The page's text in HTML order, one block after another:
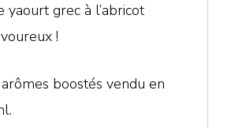
yaourt grec à l’abricot
!
boostés vendu en